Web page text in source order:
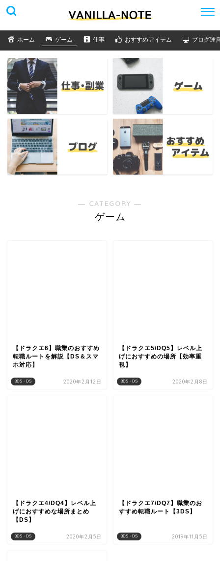
ホーム ゲーム 仕事 おすすめアイテム ブログ運
― CATEGORY ―
ゲーム
3DS・DS
【ドラクエ6】職業のおすすめ
転職ルートを解説【DS＆スマ
ホ対応】
2020年2月12日 3DS・DS
【ドラクエ5/DQ5】レベル上
げにおすすめの場所【効率重
視】
2020年2月8日
3DS・DS
【ドラクエ4/DQ4】レベル上
げにおすすめな場所まとめ
【DS】
2020年2月5日 3DS・DS
【ドラクエ7/DQ7】職業のお
すすめ転職ルート【3DS】
2019年11月5日